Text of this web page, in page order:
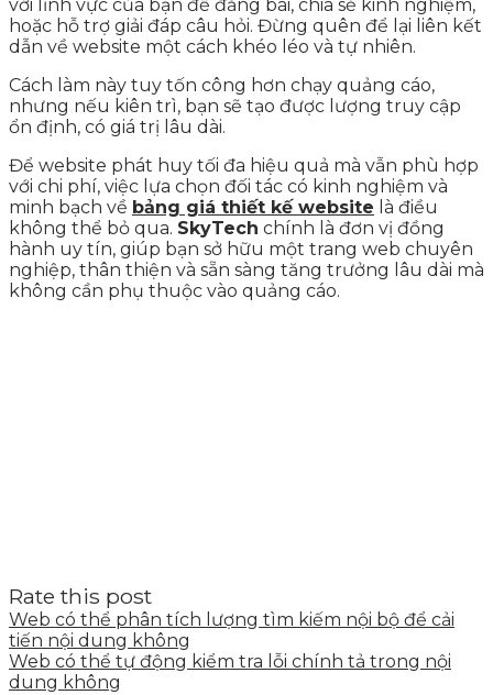
với lĩnh vực của bạn để đăng bài, chia sẻ kinh nghiệm,
hoặc hỗ trợ giải đáp câu hỏi. Đừng quên để lại liên kết
dẫn về website một cách khéo léo và tự nhiên.
Cách làm này tuy tốn công hơn chạy quảng cáo,
nhưng nếu kiên trì, bạn sẽ tạo được lượng truy cập
ổn định, có giá trị lâu dài.
Để website phát huy tối đa hiệu quả mà vẫn phù hợp
với chi phí, việc lựa chọn đối tác có kinh nghiệm và
minh bạch về bảng giá thiết kế website là điều
không thể bỏ qua. SkyTech chính là đơn vị đồng
hành uy tín, giúp bạn sở hữu một trang web chuyên
nghiệp, thân thiện và sẵn sàng tăng trưởng lâu dài mà
không cần phụ thuộc vào quảng cáo.
Rate this post
Web có thể phân tích lượng tìm kiếm nội bộ để cải
tiến nội dung không
Web có thể tự động kiểm tra lỗi chính tả trong nội
dung không